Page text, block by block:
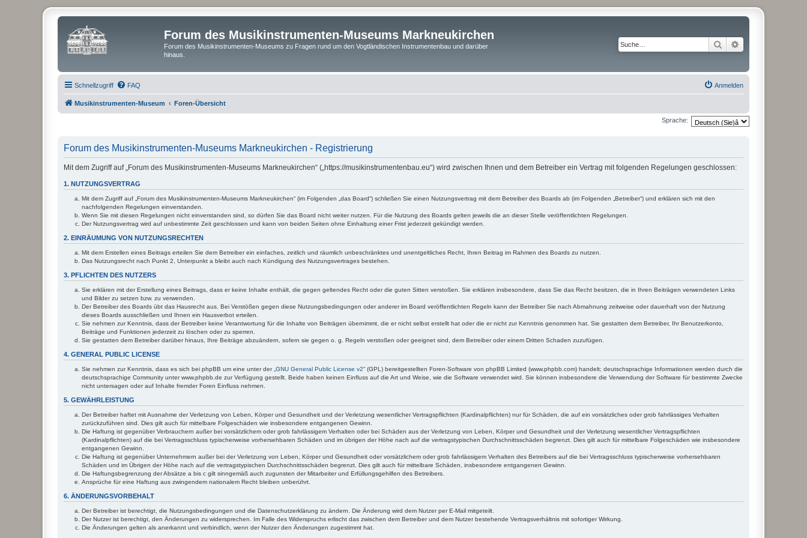
Forum des Musikinstrumenten-Museums Markneukirchen
Forum des Musikinstrumenten-Museums zu Fragen rund um den Vogtländischen Instrumentenbau und darüber
hinaus.
Suche
Schnellzugriff FAQ Anmelden
Musikinstrumenten-Museum Foren-Übersicht
Sprache:
Forum des Musikinstrumenten-Museums Markneukirchen - Registrierung
Mit dem Zugriff auf „Forum des Musikinstrumenten-Museums Markneukirchen“ („https://musikinstrumentenbau.eu“) wird zwischen Ihnen und dem Betreiber ein Vertrag mit folgenden Regelungen geschlossen:
1. NUTZUNGSVERTRAG
Mit dem Zugriff auf „Forum des Musikinstrumenten-Museums Markneukirchen“ (im Folgenden „das Board“) schließen Sie einen Nutzungsvertrag mit dem Betreiber des Boards ab (im Folgenden „Betreiber“) und erklären sich mit den
nachfolgenden Regelungen einverstanden.
Wenn Sie mit diesen Regelungen nicht einverstanden sind, so dürfen Sie das Board nicht weiter nutzen. Für die Nutzung des Boards gelten jeweils die an dieser Stelle veröffentlichten Regelungen.
Der Nutzungsvertrag wird auf unbestimmte Zeit geschlossen und kann von beiden Seiten ohne Einhaltung einer Frist jederzeit gekündigt werden.
2. EINRÄUMUNG VON NUTZUNGSRECHTEN
Mit dem Erstellen eines Beitrags erteilen Sie dem Betreiber ein einfaches, zeitlich und räumlich unbeschränktes und unentgeltliches Recht, Ihren Beitrag im Rahmen des Boards zu nutzen.
Das Nutzungsrecht nach Punkt 2, Unterpunkt a bleibt auch nach Kündigung des Nutzungsvertrages bestehen.
3. PFLICHTEN DES NUTZERS
Sie erklären mit der Erstellung eines Beitrags, dass er keine Inhalte enthält, die gegen geltendes Recht oder die guten Sitten verstoßen. Sie erklären insbesondere, dass Sie das Recht besitzen, die in Ihren Beiträgen verwendeten Links
und Bilder zu setzen bzw. zu verwenden.
Der Betreiber des Boards übt das Hausrecht aus. Bei Verstößen gegen diese Nutzungsbedingungen oder anderer im Board veröffentlichten Regeln kann der Betreiber Sie nach Abmahnung zeitweise oder dauerhaft von der Nutzung
dieses Boards ausschließen und Ihnen ein Hausverbot erteilen.
Sie nehmen zur Kenntnis, dass der Betreiber keine Verantwortung für die Inhalte von Beiträgen übernimmt, die er nicht selbst erstellt hat oder die er nicht zur Kenntnis genommen hat. Sie gestatten dem Betreiber, Ihr Benutzerkonto,
Beiträge und Funktionen jederzeit zu löschen oder zu sperren.
Sie gestatten dem Betreiber darüber hinaus, Ihre Beiträge abzuändern, sofern sie gegen o. g. Regeln verstoßen oder geeignet sind, dem Betreiber oder einem Dritten Schaden zuzufügen.
4. GENERAL PUBLIC LICENSE
Sie nehmen zur Kenntnis, dass es sich bei phpBB um eine unter der „ GNU General Public License v2“ (GPL) bereitgestellten Foren-Software von phpBB Limited (www.phpbb.com) handelt; deutschsprachige Informationen werden durch die
deutschsprachige Community unter www.phpbb.de zur Verfügung gestellt. Beide haben keinen Einfluss auf die Art und Weise, wie die Software verwendet wird. Sie können insbesondere die Verwendung der Software für bestimmte Zwecke
nicht untersagen oder auf Inhalte fremder Foren Einfluss nehmen.
5. GEWÄHRLEISTUNG
Der Betreiber haftet mit Ausnahme der Verletzung von Leben, Körper und Gesundheit und der Verletzung wesentlicher Vertragspflichten (Kardinalpflichten) nur für Schäden, die auf ein vorsätzliches oder grob fahrlässiges Verhalten
zurückzuführen sind. Dies gilt auch für mittelbare Folgeschäden wie insbesondere entgangenen Gewinn.
Die Haftung ist gegenüber Verbrauchern außer bei vorsätzlichem oder grob fahrlässigem Verhalten oder bei Schäden aus der Verletzung von Leben, Körper und Gesundheit und der Verletzung wesentlicher Vertragspflichten
(Kardinalpflichten) auf die bei Vertragsschluss typischerweise vorhersehbaren Schäden und im übrigen der Höhe nach auf die vertragstypischen Durchschnittsschäden begrenzt. Dies gilt auch für mittelbare Folgeschäden wie insbesondere
entgangenen Gewinn.
Die Haftung ist gegenüber Unternehmern außer bei der Verletzung von Leben, Körper und Gesundheit oder vorsätzlichem oder grob fahrlässigem Verhalten des Betreibers auf die bei Vertragsschluss typischerweise vorhersehbaren
Schäden und im Übrigen der Höhe nach auf die vertragstypischen Durchschnittsschäden begrenzt. Dies gilt auch für mittelbare Schäden, insbesondere entgangenen Gewinn.
Die Haftungsbegrenzung der Absätze a bis c gilt sinngemäß auch zugunsten der Mitarbeiter und Erfüllungsgehilfen des Betreibers.
Ansprüche für eine Haftung aus zwingendem nationalem Recht bleiben unberührt.
6. ÄNDERUNGSVORBEHALT
Der Betreiber ist berechtigt, die Nutzungsbedingungen und die Datenschutzerklärung zu ändern. Die Änderung wird dem Nutzer per E-Mail mitgeteilt.
Der Nutzer ist berechtigt, den Änderungen zu widersprechen. Im Falle des Widerspruchs erlischt das zwischen dem Betreiber und dem Nutzer bestehende Vertragsverhältnis mit sofortiger Wirkung.
Die Änderungen gelten als anerkannt und verbindlich, wenn der Nutzer den Änderungen zugestimmt hat.